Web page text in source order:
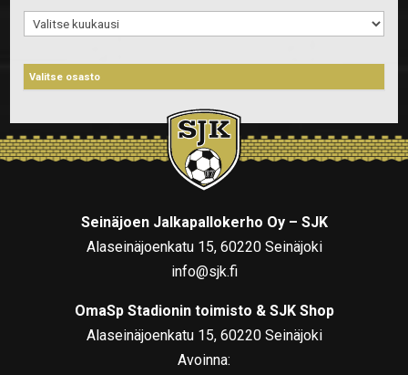
Arkistot
Seinäjoen Jalkapallokerho Oy – SJK
Alaseinäjoenkatu 15, 60220 Seinäjoki
info@sjk.fi
OmaSp Stadionin toimisto & SJK Shop
Alaseinäjoenkatu 15, 60220 Seinäjoki
Avoinna: